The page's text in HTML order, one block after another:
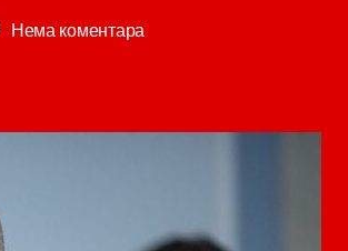
Нема коментара
SNP-
VLADI